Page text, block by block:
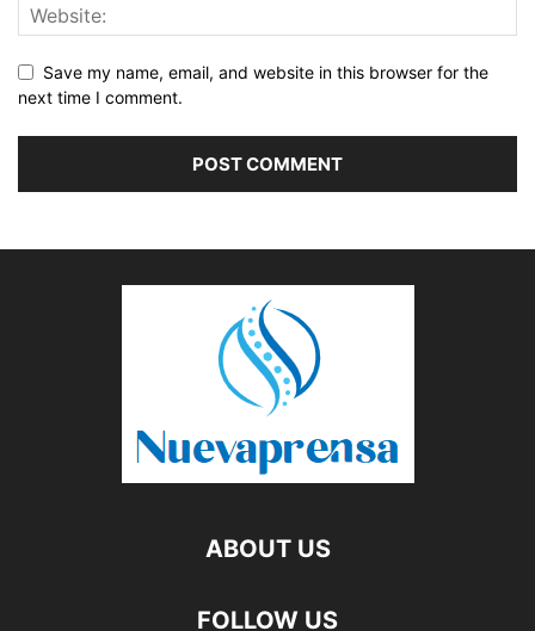
Save my name, email, and website in this browser for the
next time I comment.
ABOUT US
FOLLOW US